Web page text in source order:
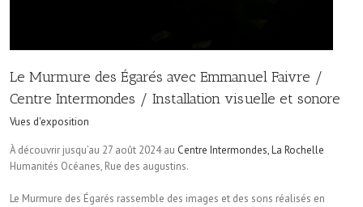
Le Murmure des Égarés avec Emmanuel Faivre /
Centre Intermondes / Installation visuelle et sonore
Vues d'exposition
À découvrir jusqu’au 27 août 2024 au Centre Intermondes, La Rochelle
Humanités Océanes, Rue des augustins.
Le Murmure des Égarés rassemble des images et des sons réalisés en